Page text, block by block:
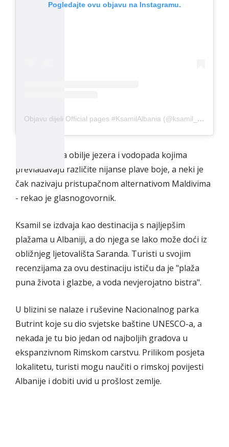
Pogledajte ovu objavu na Instagramu.
Objavu dijeli Official pages #KsamilAlbania (@ksamil_albania)
- Albanija ima obilje jezera i vodopada kojima
prevladavaju različite nijanse plave boje, a neki je
čak nazivaju pristupačnom alternativom Maldivima
- rekao je glasnogovornik.
Ksamil se izdvaja kao destinacija s najljepšim
plažama u Albaniji, a do njega se lako može doći iz
obližnjeg ljetovališta Saranda. Turisti u svojim
recenzijama za ovu destinaciju ističu da je "plaža
puna života i glazbe, a voda nevjerojatno bistra".
U blizini se nalaze i ruševine Nacionalnog parka
Butrint koje su dio svjetske baštine UNESCO-a, a
nekada je tu bio jedan od najboljih gradova u
ekspanzivnom Rimskom carstvu. Prilikom posjeta
lokalitetu, turisti mogu naučiti o rimskoj povijesti
Albanije i dobiti uvid u prošlost zemlje.